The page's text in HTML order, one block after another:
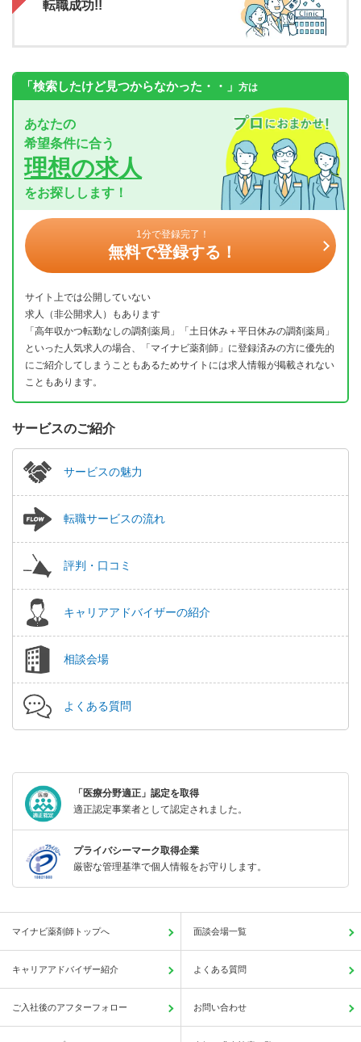
転職成功!!
「検索したけど見つからなかった・・」 方は
あなたの
希望条件に合う
理想の求人
をお探しします！
1分で登録完了！
無料で登録する！
サイト上では公開していない
求人（非公開求人）もあります
「高年収かつ転勤なしの調剤薬局」「土日休み＋平日休みの調剤薬局」
といった人気求人の場合、「マイナビ薬剤師」に登録済みの方に優先的
にご紹介してしまうこともあるためサイトには求人情報が掲載されない
こともあります。
サービスのご紹介
サービスの魅力
転職サービスの流れ
評判・口コミ
キャリアアドバイザーの紹介
相談会場
よくある質問
「医療分野適正」認定を取得
適正認定事業者として認定されました。
プライバシーマーク取得企業
厳密な管理基準で個人情報をお守りします。
マイナビ薬剤師トップへ 面談会場一覧
キャリアアドバイザー紹介 よくある質問
ご入社後のアフターフォロー お問い合わせ